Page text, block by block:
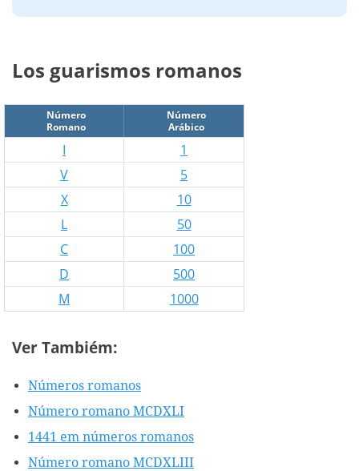
Los guarismos romanos
Número
Romano
Número
Arábico
I
1
V
5
X
10
L
50
C
100
D
500
M
1000
Ver Tambiém:
Números romanos
Número romano MCDXLI
1441 em números romanos
Número romano MCDXLIII